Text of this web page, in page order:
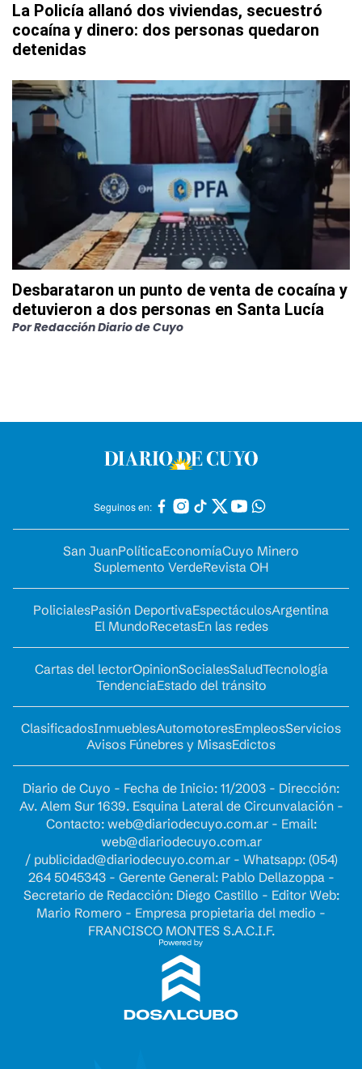
La Policía allanó dos viviendas, secuestró
cocaína y dinero: dos personas quedaron
detenidas
Desbarataron un punto de venta de cocaína y
detuvieron a dos personas en Santa Lucía
PorRedacción Diario de Cuyo
Seguinos en:
San JuanPolíticaEconomíaCuyo Minero
Suplemento VerdeRevista OH
PolicialesPasión DeportivaEspectáculosArgentina
El MundoRecetasEn las redes
Cartas del lectorOpinionSocialesSaludTecnología
TendenciaEstado del tránsito
ClasificadosInmueblesAutomotoresEmpleosServicios
Avisos Fúnebres y MisasEdictos
Diario de Cuyo - Fecha de Inicio: 11/2003 - Dirección:
Av. Alem Sur 1639. Esquina Lateral de Circunvalación -
Contacto: web@diariodecuyo.com.ar- Email:
web@diariodecuyo.com.ar
/ publicidad@diariodecuyo.com.ar- Whatsapp: (054)
264 5045343 - Gerente General: Pablo Dellazoppa -
Secretario de Redacción: Diego Castillo - Editor Web:
Mario Romero - Empresa propietaria del medio -
FRANCISCO MONTES S.A.C.I.F.